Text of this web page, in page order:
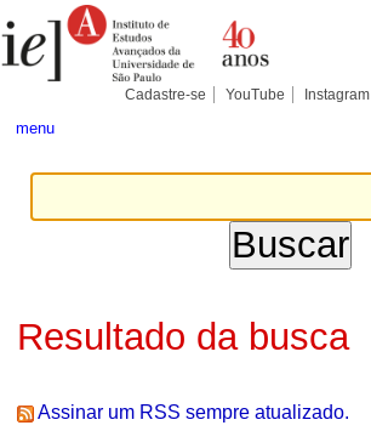
para
conteúdo.
Pessoais
Cadastre-se YouTube Instagram
menu
Resultado da busca
Assinar um RSS sempre atualizado.